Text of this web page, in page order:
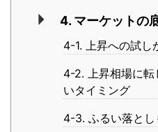
4. マーケットの
4-1. 上昇への試し
4-2. 上昇相場に転
いタイミング
4-3. ふるい落とし